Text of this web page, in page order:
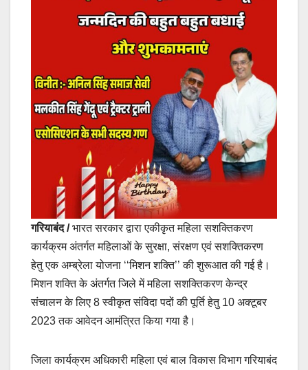
गरियाबंद /भारत सरकार द्वारा एकीकृत महिला सशक्तिकरण
कार्यक्रम अंतर्गत महिलाओं के सुरक्षा, संरक्षण एवं सशक्तिकरण
हेतु एक अम्ब्रेला योजना ‘‘मिशन शक्ति’’ की शुरूआत की गई है।
मिशन शक्ति के अंतर्गत जिले में महिला सशक्तिकरण केन्द्र
संचालन के लिए 8 स्वीकृत संविदा पदों की पूर्ति हेतु 10 अक्टूबर
2023 तक आवेदन आमंत्रित किया गया है।
जिला कार्यक्रम अधिकारी महिला एवं बाल विकास विभाग गरियाबंद